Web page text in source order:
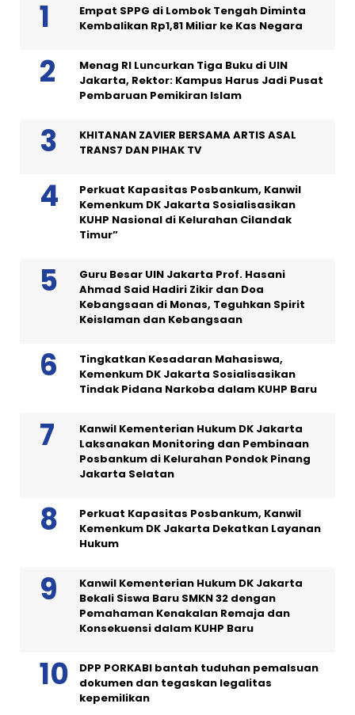
Empat SPPG di Lombok Tengah Diminta
Kembalikan Rp1,81 Miliar ke Kas Negara
Menag RI Luncurkan Tiga Buku di UIN
Jakarta, Rektor: Kampus Harus Jadi Pusat
Pembaruan Pemikiran Islam
KHITANAN ZAVIER BERSAMA ARTIS ASAL
TRANS7 DAN PIHAK TV
Perkuat Kapasitas Posbankum, Kanwil
Kemenkum DK Jakarta Sosialisasikan
KUHP Nasional di Kelurahan Cilandak
Timur”
Guru Besar UIN Jakarta Prof. Hasani
Ahmad Said Hadiri Zikir dan Doa
Kebangsaan di Monas, Teguhkan Spirit
Keislaman dan Kebangsaan
Tingkatkan Kesadaran Mahasiswa,
Kemenkum DK Jakarta Sosialisasikan
Tindak Pidana Narkoba dalam KUHP Baru
Kanwil Kementerian Hukum DK Jakarta
Laksanakan Monitoring dan Pembinaan
Posbankum di Kelurahan Pondok Pinang
Jakarta Selatan
Perkuat Kapasitas Posbankum, Kanwil
Kemenkum DK Jakarta Dekatkan Layanan
Hukum
Kanwil Kementerian Hukum DK Jakarta
Bekali Siswa Baru SMKN 32 dengan
Pemahaman Kenakalan Remaja dan
Konsekuensi dalam KUHP Baru
DPP PORKABI bantah tuduhan pemalsuan
dokumen dan tegaskan legalitas
kepemilikan